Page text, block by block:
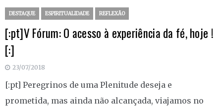
DESTAQUE ESPIRITUALIDADE REFLEXÃO
[:pt]V Fórum: O acesso à experiência da fé, hoje !
[:]
23/07/2018
[:pt] Peregrinos de uma Plenitude deseja e
prometida, mas ainda não alcançada, viajamos no